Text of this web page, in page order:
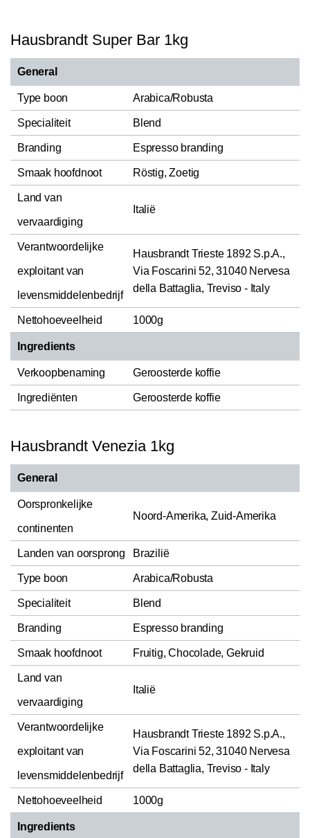
Hausbrandt Super Bar 1kg
General
Type boon Arabica/Robusta
Specialiteit Blend
Branding Espresso branding
Smaak hoofdnoot Röstig, Zoetig
Land van
vervaardiging
Italië
Verantwoordelijke
exploitant van
levensmiddelenbedrijf
Hausbrandt Trieste 1892 S.p.A.,
Via Foscarini 52, 31040 Nervesa
della Battaglia, Treviso - Italy
Nettohoeveelheid 1000g
Ingredients
Verkoopbenaming Geroosterde koffie
Ingrediënten Geroosterde koffie
Hausbrandt Venezia 1kg
General
Oorspronkelijke
continenten
Noord-Amerika, Zuid-Amerika
Landen van oorsprong Brazilië
Type boon Arabica/Robusta
Specialiteit Blend
Branding Espresso branding
Smaak hoofdnoot Fruitig, Chocolade, Gekruid
Land van
vervaardiging
Italië
Verantwoordelijke
exploitant van
levensmiddelenbedrijf
Hausbrandt Trieste 1892 S.p.A.,
Via Foscarini 52, 31040 Nervesa
della Battaglia, Treviso - Italy
Nettohoeveelheid 1000g
Ingredients